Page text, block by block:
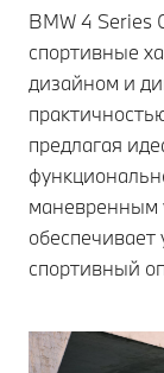
BMW 4 Series
спортивные
дизайном и
предлагая
маневренным
спортивный